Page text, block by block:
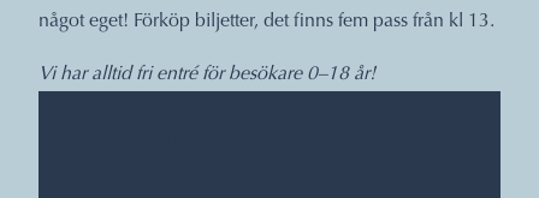
något eget! Förköp biljetter, det finns fem pass från kl 13.
Vi har alltid fri entré för besökare 0–18 år!